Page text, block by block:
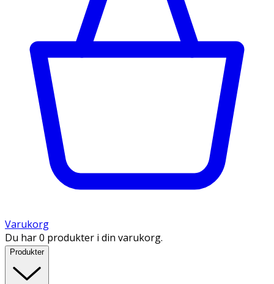
Varukorg
Du har 0 produkter i din varukorg.
Produkter